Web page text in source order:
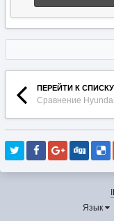
ПЕРЕЙТИ К
Сравнение
Язык